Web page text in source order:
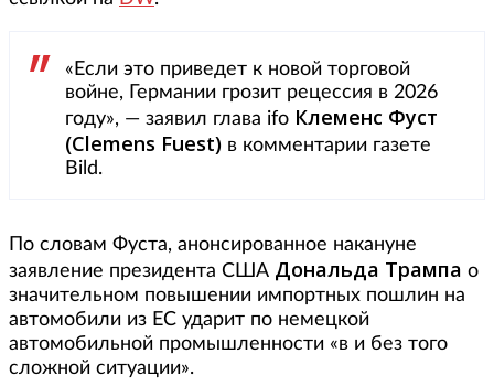
«Если это приведет к новой торговой
войне, Германии грозит рецессия в 2026
году», — заявил глава ifo Клеменс Фуст
(Clemens Fuest) в комментарии газете
Bild.
По словам Фуста, анонсированное накануне
заявление президента США Дональда Трампа о
значительном повышении импортных пошлин на
автомобили из ЕС ударит по немецкой
автомобильной промышленности «в и без того
сложной ситуации».